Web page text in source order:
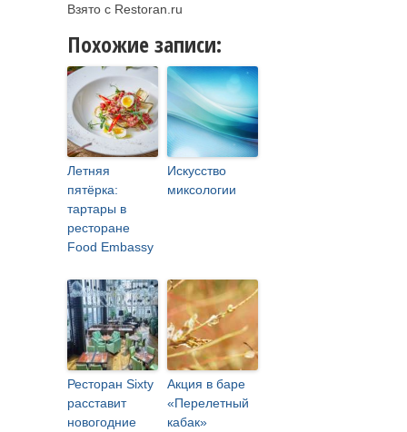
Взято с Restoran.ru
Похожие записи:
Летняя
пятёрка:
тартары в
ресторане
Food Embassy
Искусство
миксологии
Ресторан Sixty
расставит
новогодние
Акция в баре
«Перелетный
кабак»